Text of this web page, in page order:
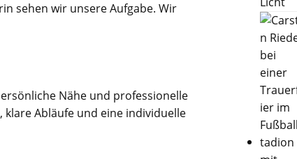
sehen wir unsere Aufgabe. Wir
Nähe und professionelle
Abläufe und eine individuelle